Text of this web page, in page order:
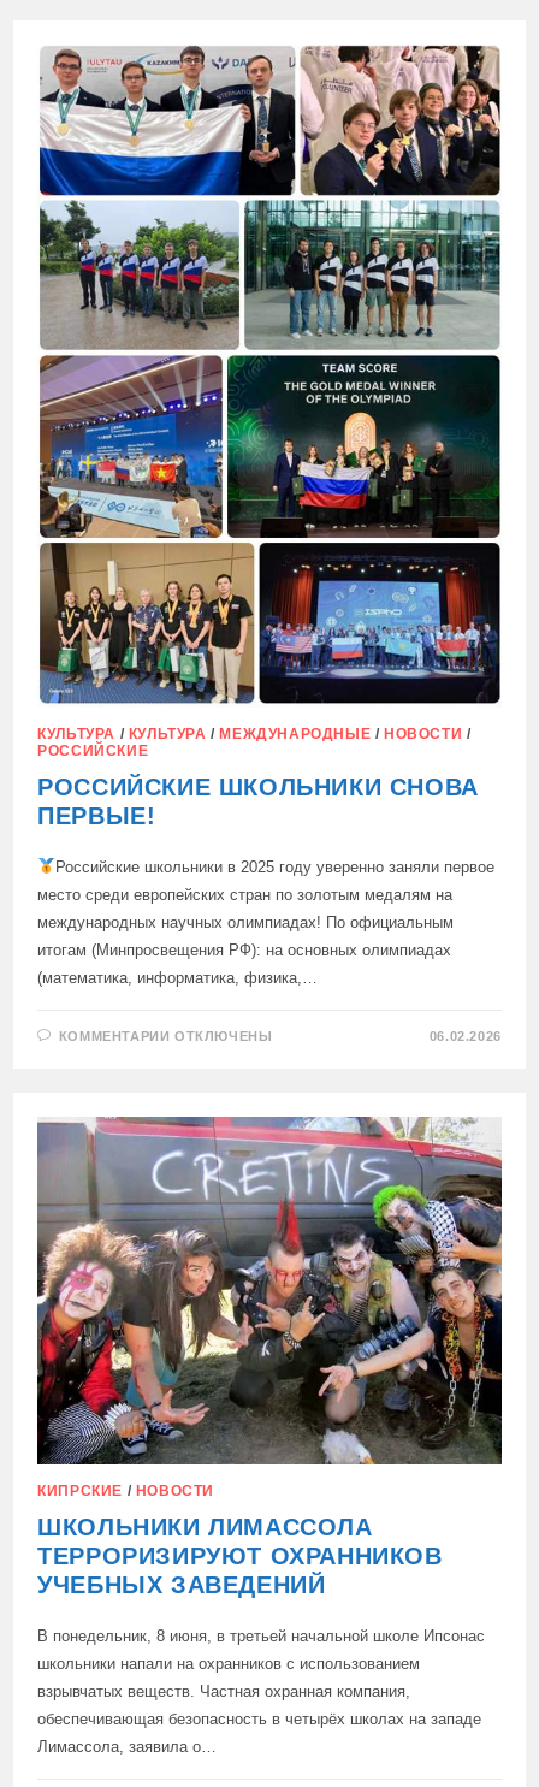
КОНКУРЕНЦИИ
В
ЕВРОПЕ
КУЛЬТУРА / КУЛЬТУРА /МЕЖДУНАРОДНЫЕ /НОВОСТИ /
РОССИЙСКИЕ
РОССИЙСКИЕ ШКОЛЬНИКИ СНОВА
ПЕРВЫЕ!
Российские школьники в 2025 году уверенно заняли первое
место среди европейских стран по золотым медалям на
международных научных олимпиадах! По официальным
итогам (Минпросвещения РФ): на основных олимпиадах
(математика, информатика, физика,…
КОММЕНТАРИИ К
ПЕРВЫЕ!
ОТКЛЮЧЕНЫ 06.02.2026
КИПРСКИЕ / НОВОСТИ
ШКОЛЬНИКИ ЛИМАССОЛА
ТЕРРОРИЗИРУЮТ ОХРАННИКОВ
УЧЕБНЫХ ЗАВЕДЕНИЙ
В понедельник, 8 июня, в третьей начальной школе Ипсонас
школьники напали на охранников с использованием
взрывчатых веществ. Частная охранная компания,
обеспечивающая безопасность в четырёх школах на западе
Лимассола, заявила о…